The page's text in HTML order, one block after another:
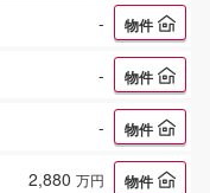
- 物件
- 物件
- 物件
2,880 万円 物件